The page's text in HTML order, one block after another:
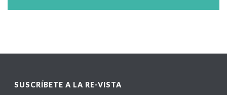
SUSCRÍBETE A LA RE-VISTA